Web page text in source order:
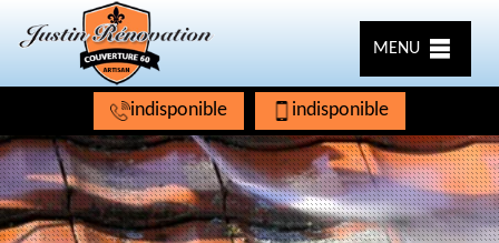
MENU
indisponible indisponible